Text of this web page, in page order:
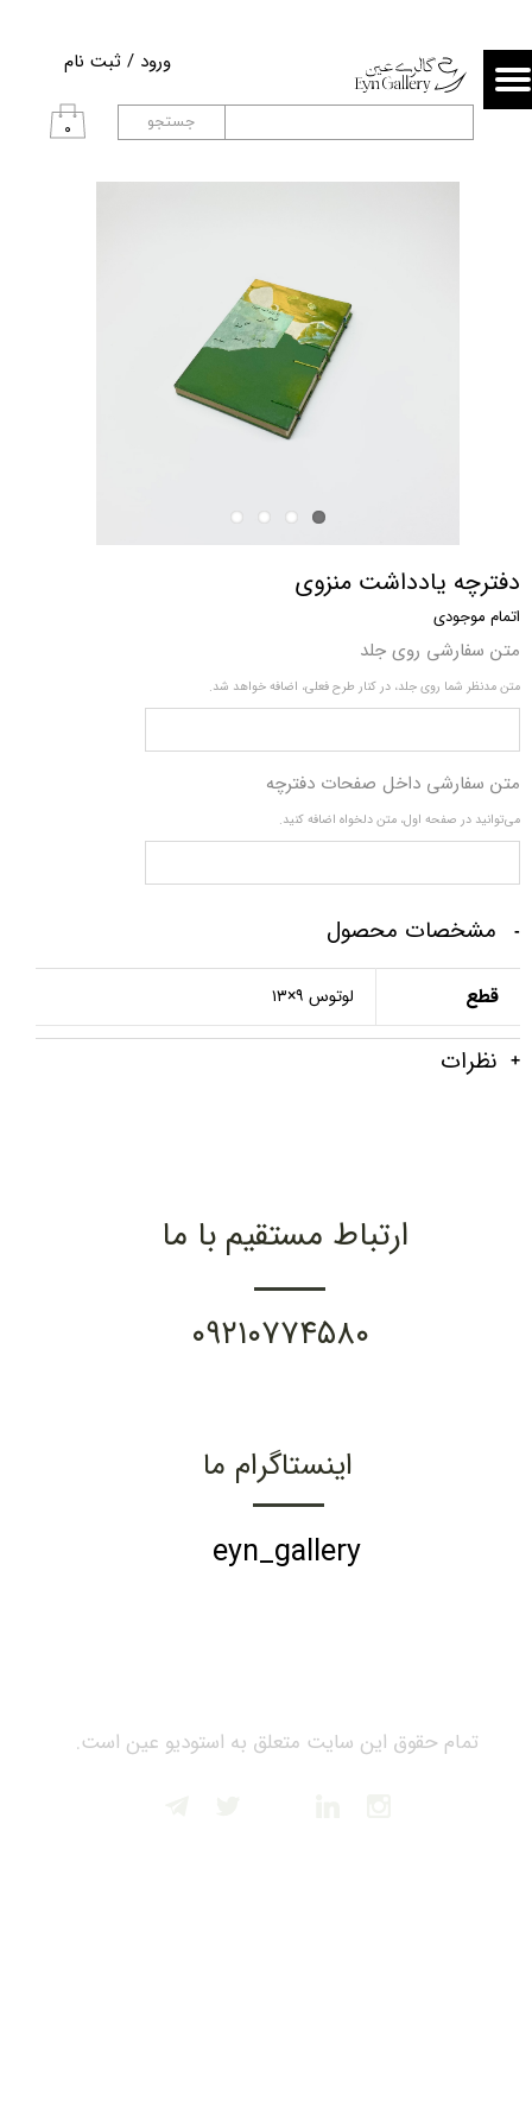
۰
ورود / ثبت نام
حساب کاربری من
تغییر گذر واژه
جستجو
دفترچه یادداشت منزوی
اتمام موجودی
متن سفارشی روی جلد
متن مدنظر شما روی جلد، در کنار طرح فعلی، اضافه خواهد شد.
متن سفارشی داخل صفحات دفترچه
می‌توانید در صفحه اول، متن دلخواه اضافه کنید.
مشخصات محصول
قطع لوتوس ۹×۱۳
نظرات
تمام حقوق این سایت متعلق به استودیو عین است.
ارتباط مستقیم با ما
۰۹۲۱۰۷۷۴۵۸۰
اینستاگرام ما
eyn_gallery